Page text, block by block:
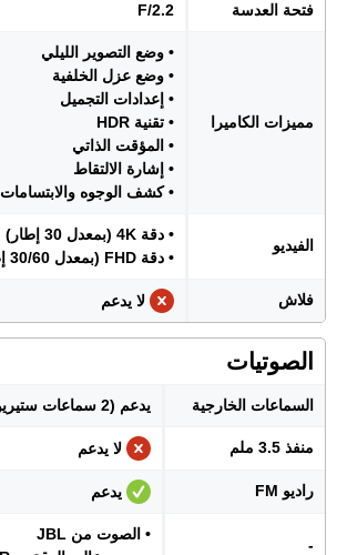
فتحة العدسة F/2.2
مميزات الكاميرا
• وضع التصوير الليلي
• وضع عزل الخلفية
• إعدادات التجميل
• تقنية HDR
• المؤقت الذاتي
• إشارة الالتقاط
• كشف الوجوه والابتسامات
الفيديو
• دقة 4K (بمعدل 30 إطار)
• دقة FHD (بمعدل 30/60 إطار)
فلاش لا يدعم
الصوتيات
السماعات الخارجية يدعم (2 سماعات ستيريو)
منفذ 3.5 ملم لا يدعم
راديو FM يدعم
-
• الصوت من JBL